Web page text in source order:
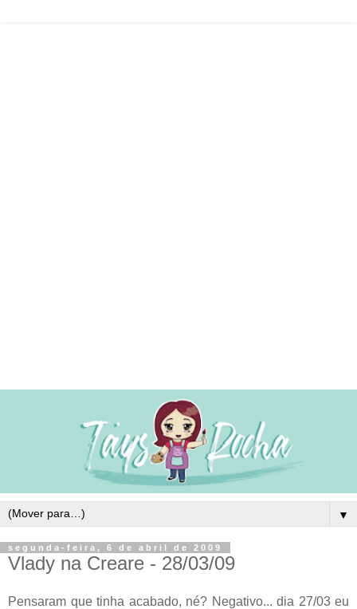
▼
segunda-feira, 6 de abril de 2009
Vlady na Creare - 28/03/09
Pensaram que tinha acabado, né? Negativo... dia 27/03 eu